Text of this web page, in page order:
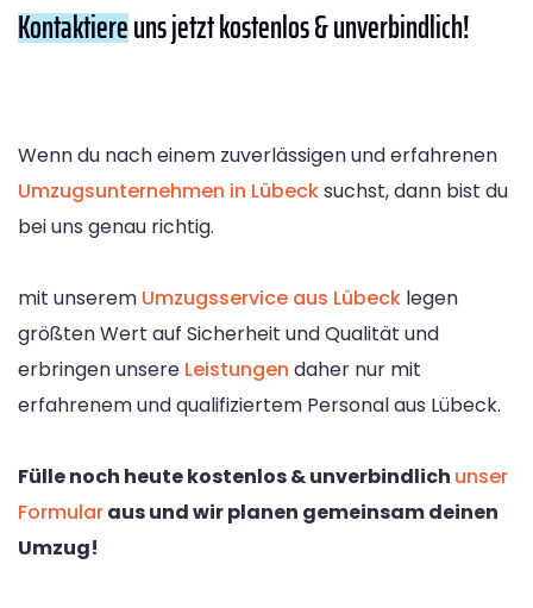
Kontaktiereuns jetzt kostenlos & unverbindlich!
Wenn du nach einem zuverlässigen und erfahrenen
Umzugsunternehmen in Lübecksuchst, dann bist du
bei uns genau richtig.
mit unserem Umzugsservice aus Lübeck legen
größten Wert auf Sicherheit und Qualität und
erbringen unsere Leistungen daher nur mit
erfahrenem und qualifiziertem Personal aus Lübeck.
Fülle noch heute kostenlos & unverbindlich unser
Formularaus und wir planen gemeinsam deinen
Umzug!